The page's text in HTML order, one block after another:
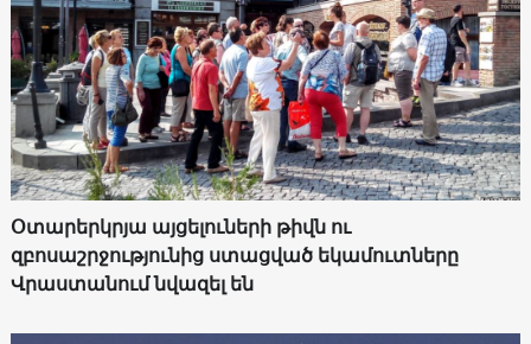
Օտարերկրյա այցելուների թիվն ու
զբոսաշրջությունից ստացված եկամուտները
Վրաստանում նվազել են